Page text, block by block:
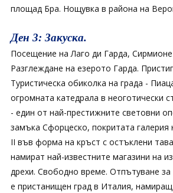
площад Бра. Нощувка в района на
Ден 3: Закуска.
Посещение на Лаго ди Гарда,
Разглеждане на езерото Гарда.
Туристическа обиколкa на града -
огромната катедрала в неоготически
- един от най-престижните световни
замъка Сфорцеско, покритата галерия
II във форма на кръст с остъклени
намират най-известните магазини на
дрехи. Свободно време. Отпътуване
е пристанищен град в Италия, намиращ